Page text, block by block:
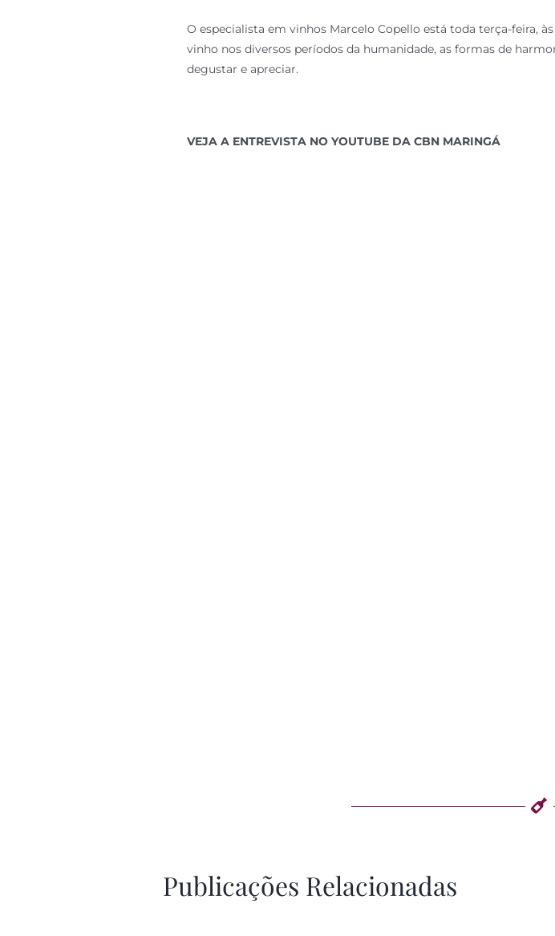
O especialista em vinhos Marcelo Copello está toda terça-feira, às
vinho nos diversos períodos da humanidade, as formas de
degustar e apreciar.
VEJA A ENTREVISTA NO YOUTUBE DA CBN MARINGÁ
Publicações Relacionadas